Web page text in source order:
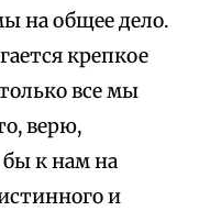
на общее дело.
крепкое
все мы
верю,
бы к нам на
и